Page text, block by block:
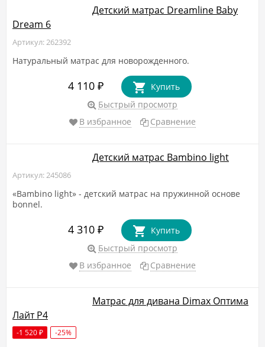
Детский матрас Dreamline Baby
Dream 6
Артикул: 262392
Натуральный матрас для новорожденного.
4 110 ₽
Купить
Быстрый просмотр
В избранное
Сравнение
Детский матрас Bambino light
Артикул: 245086
«Bambino light» - детский матрас на пружинной основе
bonnel.
4 310 ₽
Купить
Быстрый просмотр
В избранное
Сравнение
Матрас для дивана Dimax Оптима
Лайт P4
-1 520 ₽ -25%